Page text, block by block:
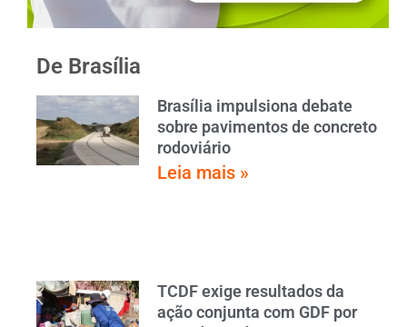
De Brasília
Brasília impulsiona debate
sobre pavimentos de concreto
rodoviário
Leia mais »
TCDF exige resultados da
ação conjunta com GDF por